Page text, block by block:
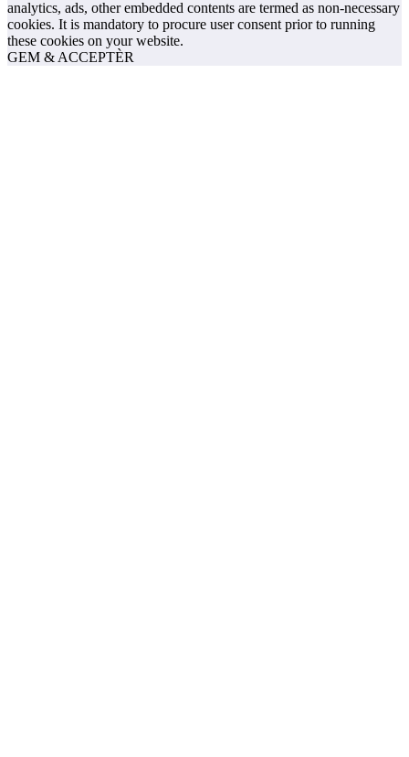
analytics, ads, other embedded contents are termed as non-necessary
cookies. It is mandatory to procure user consent prior to running
these cookies on your website.
GEM & ACCEPTÈR